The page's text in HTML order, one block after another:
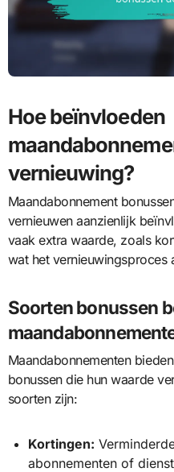
Hoe beïnvloeden
vernieuwing?
Maandabonnement
vernieuwen aanzienlijk
vaak extra waarde, zoals
wat het vernieuwingsproces
Soorten bonussen
Maandabonnementen
bonussen die hun waarde
soorten zijn:
Kortingen:
abonnementen of